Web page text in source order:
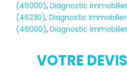
Diagnostic
TERMITES
(46000),Diagnostic
(46230),Diagnostic
(46090),Diagnostic
VOTRE